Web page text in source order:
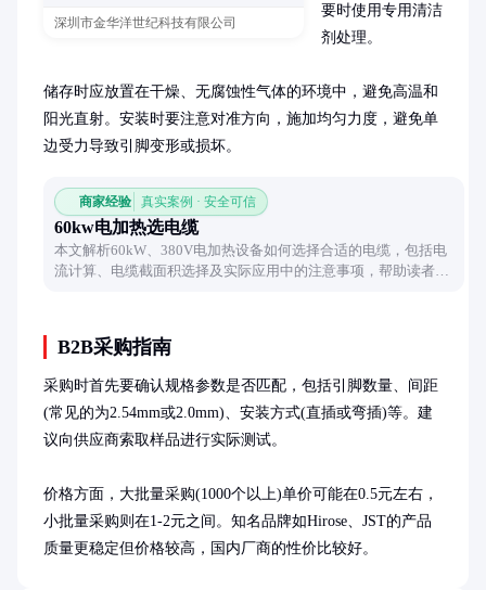
深圳市金华洋世纪科技有限公司
要时使用专用清洁
剂处理。
储存时应放置在干燥、无腐蚀性气体的环境中，避免高温和
阳光直射。安装时要注意对准方向，施加均匀力度，避免单
边受力导致引脚变形或损坏。
商家经验 真实案例 · 安全可信
60kw电加热选电缆
本文解析60kW、380V电加热设备如何选择合适的电缆，包括电
流计算、电缆截面积选择及实际应用中的注意事项，帮助读者做
B2B采购指南
采购时首先要确认规格参数是否匹配，包括引脚数量、间距
(常见的为2.54mm或2.0mm)、安装方式(直插或弯插)等。建
议向供应商索取样品进行实际测试。
价格方面，大批量采购(1000个以上)单价可能在0.5元左右，
小批量采购则在1-2元之间。知名品牌如Hirose、JST的产品
质量更稳定但价格较高，国内厂商的性价比较好。